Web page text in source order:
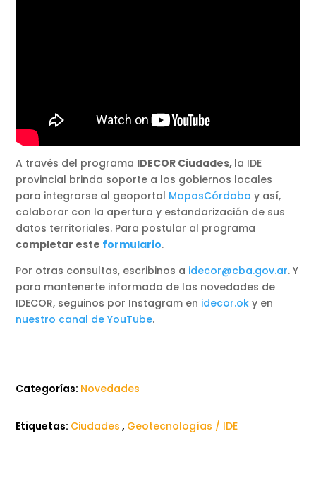
A través del programa IDECOR Ciudades, la IDE
provincial brinda soporte a los gobiernos locales
para integrarse al geoportal MapasCórdoba y así,
colaborar con la apertura y estandarización de sus
datos territoriales. Para postular al programa
completar este formulario.
Por otras consultas, escribinos a idecor@cba.gov.ar. Y
para mantenerte informado de las novedades de
IDECOR, seguinos por Instagram en idecor.ok y en
nuestro canal de YouTube.
Categorías: Novedades
Etiquetas: Ciudades , Geotecnologías / IDE